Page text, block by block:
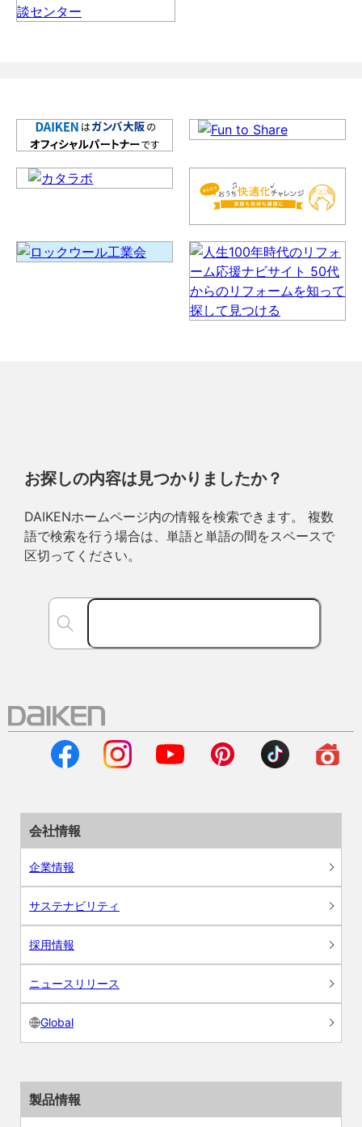
お探しの内容は見つかりましたか？
DAIKENホームページ内の情報を検索できます。 複数
語で検索を行う場合は、単語と単語の間をスペースで
区切ってください。
会社情報
企業情報
サステナビリティ
採用情報
ニュースリリース
Global
製品情報